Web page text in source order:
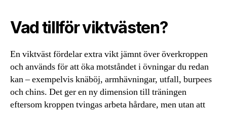
Vad tillför viktvästen?
En viktväst fördelar extra vikt jämnt över överkroppen
och används för att öka motståndet i övningar du redan
kan – exempelvis knäböj, armhävningar, utfall, burpees
och chins. Det ger en ny dimension till träningen
eftersom kroppen tvingas arbeta hårdare, men utan att